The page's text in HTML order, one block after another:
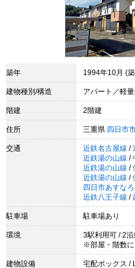
築年 1994年10月 (
建物種別/構造 アパート／軽
階建 2階建
住所 三重県 四日市
交通 近鉄名古屋線 /
近鉄湯の山線 /
近鉄湯の山線 /
近鉄湯の山線 /
四日市あすな
近鉄八王子線 /
駐車場 駐車場あり
環境
3駅利用可 / 2
※部屋・階数に
建物設備
宅配ボックス /